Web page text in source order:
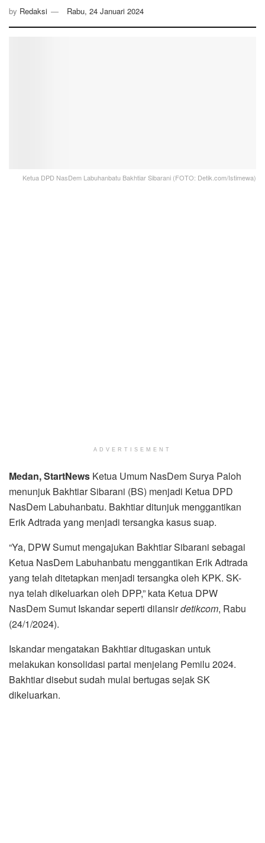
by Redaksi Rabu, 24 Januari 2024
Ketua DPD NasDem Labuhanbatu Bakhtiar Sibarani (FOTO: Detik.com/Istimewa)
ADVERTISEMENT
Medan, StartNews Ketua Umum NasDem Surya Paloh
menunjuk Bakhtiar Sibarani (BS) menjadi Ketua DPD
NasDem Labuhanbatu. Bakhtiar ditunjuk menggantikan
Erik Adtrada yang menjadi tersangka kasus suap.
“Ya, DPW Sumut mengajukan Bakhtiar Sibarani sebagai
Ketua NasDem Labuhanbatu menggantikan Erik Adtrada
yang telah ditetapkan menjadi tersangka oleh KPK. SK-
nya telah dikeluarkan oleh DPP,” kata Ketua DPW
NasDem Sumut Iskandar seperti dilansirdetikcom, Rabu
(24/1/2024).
Iskandar mengatakan Bakhtiar ditugaskan untuk
melakukan konsolidasi partai menjelang Pemilu 2024.
Bakhtiar disebut sudah mulai bertugas sejak SK
dikeluarkan.